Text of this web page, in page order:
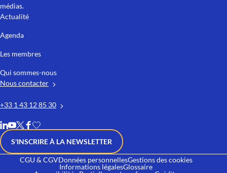
médias.
Actualité
Agenda
Les membres
Qui sommes-nous
Nous contacter
+33 1 43 12 85 30
S'INSCRIRE À LA NEWSLETTER
CGU & CGVDonnées personnellesGestions des cookies
Informations légalesGlossaire